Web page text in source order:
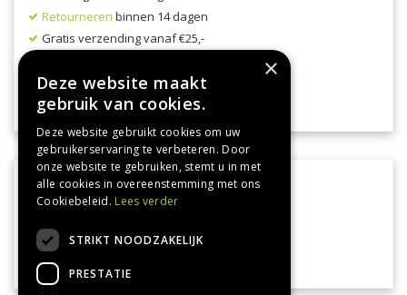
Retourneren binnen 14 dagen
Gratis verzending vanaf €25,-
Bekijk onzeleveringsvoorwaarden
VEILIG BETALEN
×
Deze website maakt
gebruik van cookies.
Deze website gebruikt cookies om uw
gebruikerservaring te verbeteren. Door
onze website te gebruiken, stemt u in met
alle cookies in overeenstemming met ons
Cookiebeleid. Lees verder
STRIKT NOODZAKELIJK
PRESTATIE